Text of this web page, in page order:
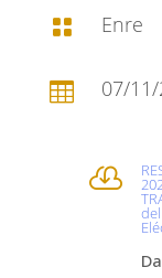
 Enre
 07/
